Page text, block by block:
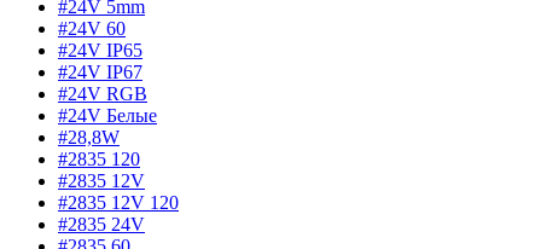
#24V 5mm
#24V 60
#24V IP65
#24V IP67
#24V RGB
#24V Белые
#28,8W
#2835 120
#2835 12V
#2835 12V 120
#2835 24V